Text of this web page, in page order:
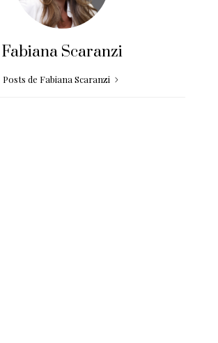
Fabiana Scaranzi
Posts de Fabiana Scaranzi